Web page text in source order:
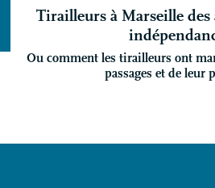
Tirailleurs à Marseille des
Ou comment les tirailleurs ont
passages et de leur